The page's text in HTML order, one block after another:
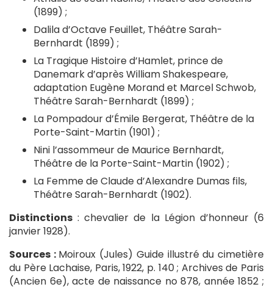
(1899) ;
Dalila d’Octave Feuillet, Théâtre Sarah-
Bernhardt (1899) ;
La Tragique Histoire d’Hamlet, prince de
Danemark d’après William Shakespeare,
adaptation Eugène Morand et Marcel Schwob,
Théâtre Sarah-Bernhardt (1899) ;
La Pompadour d’Émile Bergerat, Théâtre de la
Porte-Saint-Martin (1901) ;
Nini l’assommeur de Maurice Bernhardt,
Théâtre de la Porte-Saint-Martin (1902) ;
La Femme de Claude d’Alexandre Dumas fils,
Théâtre Sarah-Bernhardt (1902).
Distinctions : chevalier de la Légion d’honneur (6
janvier 1928).
Sources : Moiroux (Jules) Guide illustré du cimetière
du Père Lachaise, Paris, 1922, p. 140 ; Archives de Paris
(Ancien 6e), acte de naissance no 878, année 1852 ;